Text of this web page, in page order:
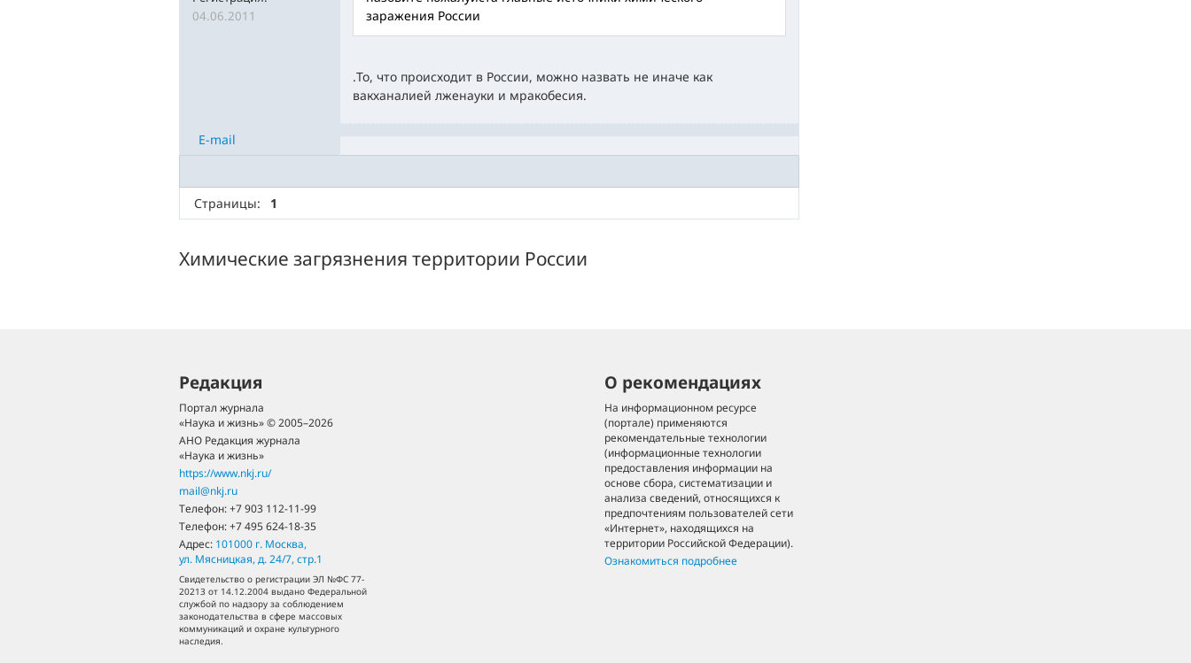
04.06.2011
заражения России
.То, что происходит в России, можно назвать не иначе как
вакханалией лженауки и мракобесия.
E-mail
Страницы: 1
Химические загрязнения территории России
Редакция
Портал журнала
«Наука и жизнь» © 2005–2026
АНО Редакция журнала
«Наука и жизнь»
https://www.nkj.ru/
mail@nkj.ru
Телефон:+7 903 112-11-99
Телефон:+7 495 624-18-35
Адрес: 101000 г. Москва,
ул. Мясницкая, д. 24/7, стр.1
Свидетельство о регистрации ЭЛ №ФС 77-
20213 от 14.12.2004 выдано Федеральной
службой по надзору за соблюдением
законодательства в сфере массовых
коммуникаций и охране культурного
наследия.
О рекомендациях
На информационном ресурсе
(портале) применяются
рекомендательные технологии
(информационные технологии
предоставления информации на
основе сбора, систематизации и
анализа сведений, относящихся к
предпочтениям пользователей сети
«Интернет», находящихся на
территории Российской Федерации).
Ознакомиться подробнее